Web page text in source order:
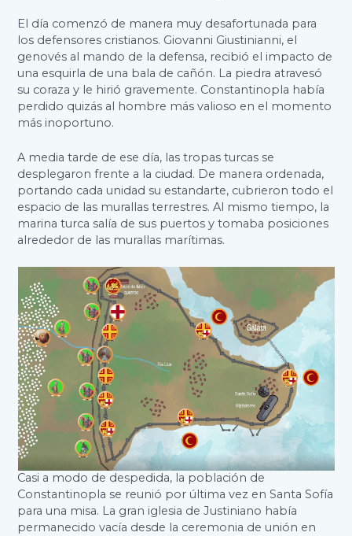
El día comenzó de manera muy desafortunada para
los defensores cristianos. Giovanni Giustinianni, el
genovés al mando de la defensa, recibió el impacto de
una esquirla de una bala de cañón. La piedra atravesó
su coraza y le hirió gravemente. Constantinopla había
perdido quizás al hombre más valioso en el momento
más inoportuno.
A media tarde de ese día, las tropas turcas se
desplegaron frente a la ciudad. De manera ordenada,
portando cada unidad su estandarte, cubrieron todo el
espacio de las murallas terrestres. Al mismo tiempo, la
marina turca salía de sus puertos y tomaba posiciones
alrededor de las murallas marítimas.
Casi a modo de despedida, la población de
Constantinopla se reunió por última vez en Santa Sofía
para una misa. La gran iglesia de Justiniano había
permanecido vacía desde la ceremonia de unión en